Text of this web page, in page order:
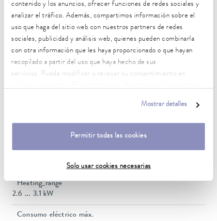
contenido y los anuncios, ofrecer funciones de redes sociales y
analizar el tráfico. Además, compartimos información sobre el
uso que haga del sitio web con nuestros partners de redes
sociales, publicidad y análisis web, quienes pueden combinarla
con otra información que les haya proporcionado o que hayan
recopilado a partir del uso que haya hecho de sus
servicios. Puede modificar o revocar su consentimiento en
Mostrar detalles
Permitir todas las cookies
Solo usar cookies necesarias
Características técnicas (según
DIN 12876)
Rango de temperatura de trabajo
-30 ... 200 °C
Rango de temperatura de funcionamiento
Estabilidad de temperatura
Heating_range
2.6 ... 3.1 kW
Consumo eléctrico máx.